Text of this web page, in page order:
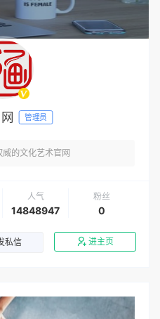
管理员
的文化艺术官网
人气
14848947
粉丝
0
私信 进主页